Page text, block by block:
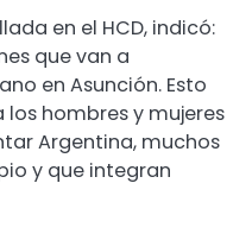
en el HCD, indicó:
que van a
en Asunción. Esto
hombres y mujeres
Argentina, muchos
y que integran